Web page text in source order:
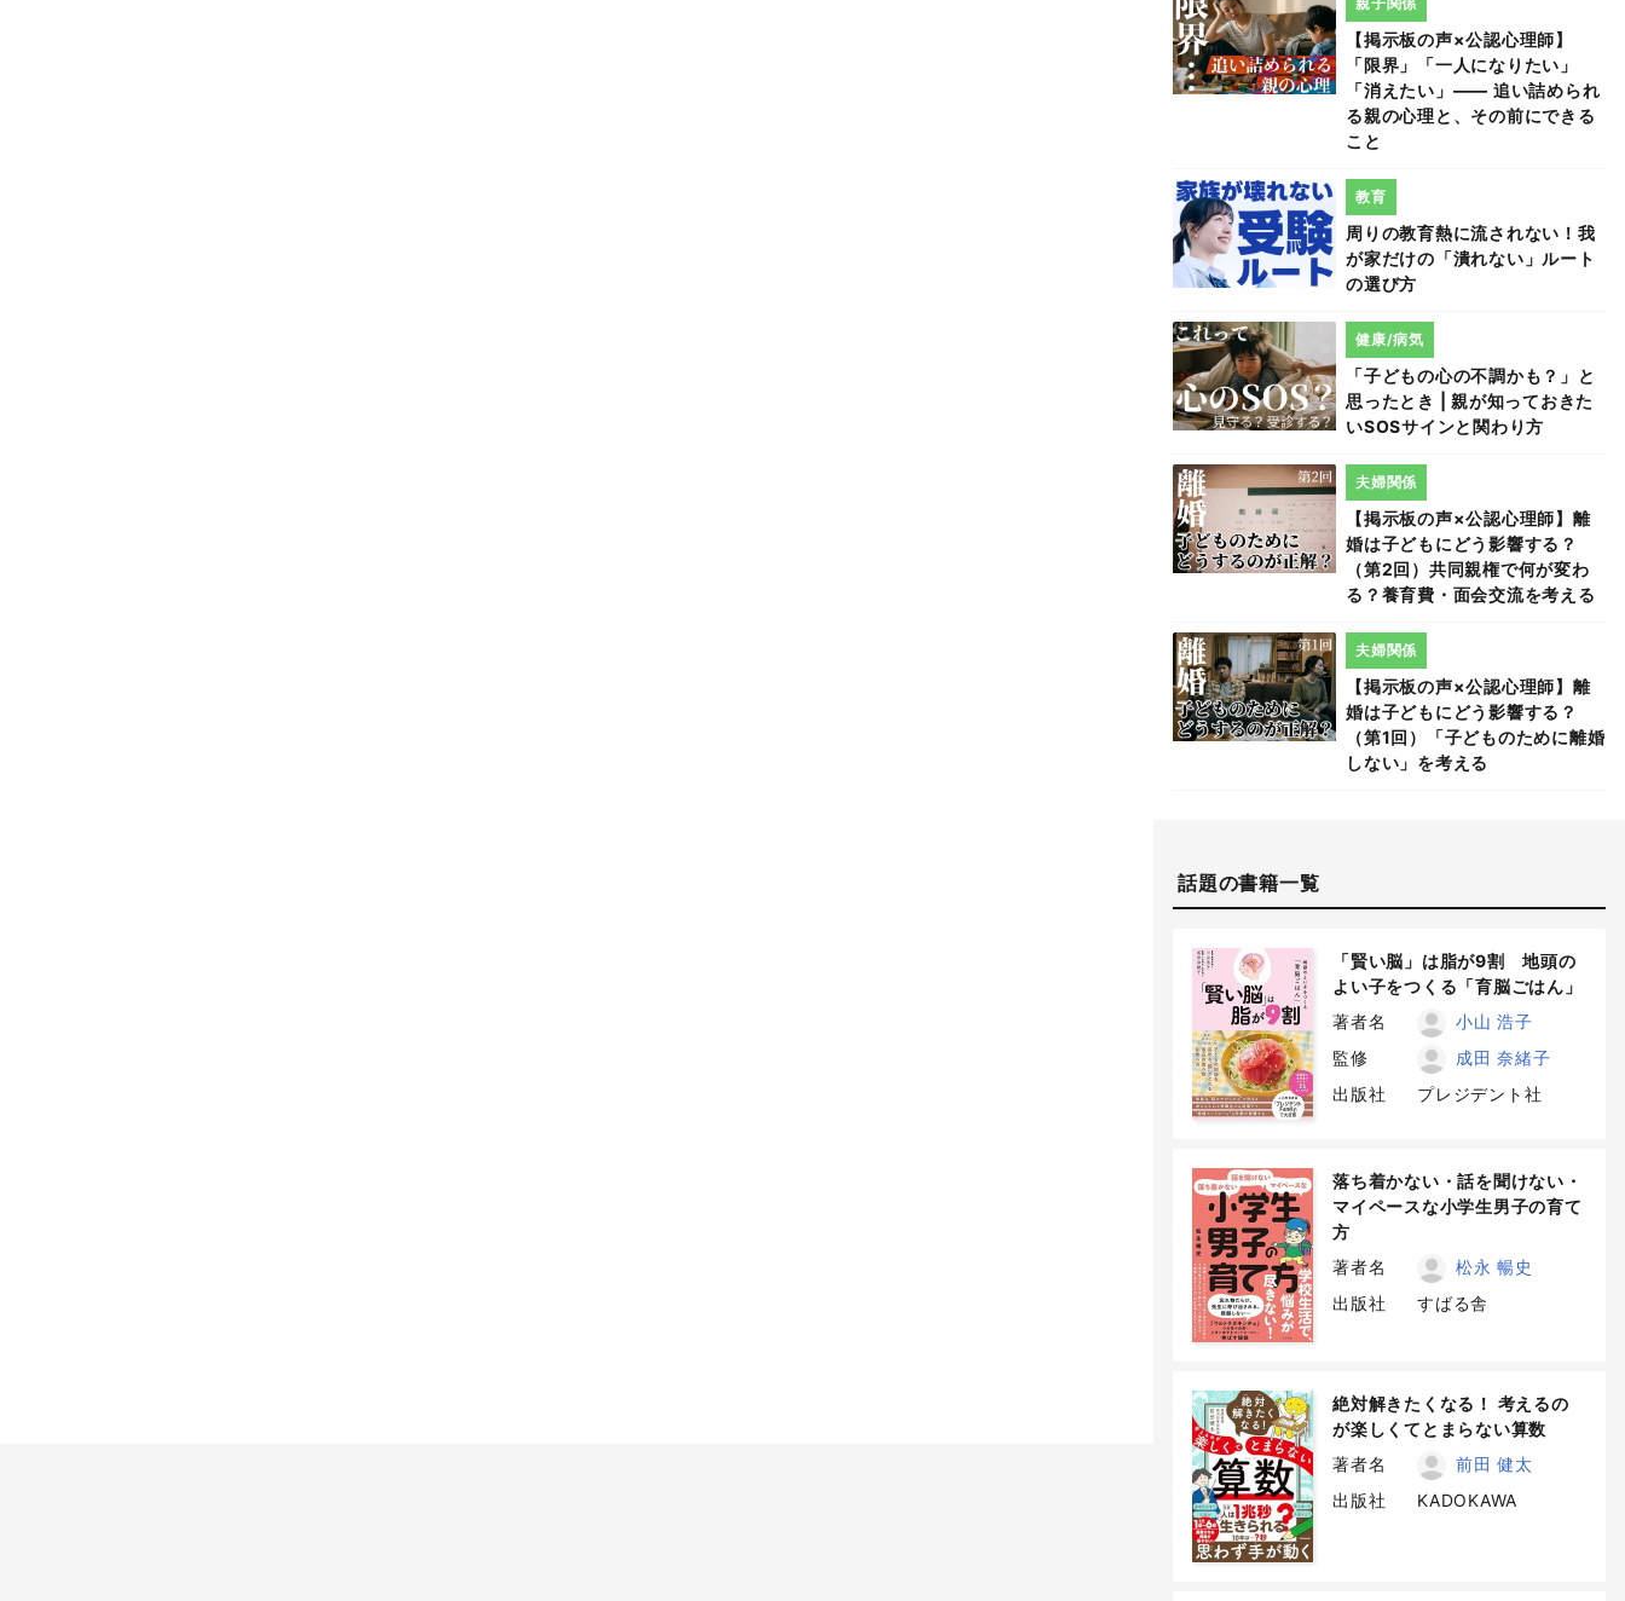
【掲示板の声×公認心理師】
「限界」「一人になりたい」
「消えたい」―― 追い詰められ
る親の心理と、その前にできる
こと
周りの教育熱に流されない！我
が家だけの「潰れない」ルート
の選び方
教育
「子どもの心の不調かも？」と
思ったとき | 親が知っておきた
いSOSサインと関わり方
健康/病気
【掲示板の声×公認心理師】離
婚は子どもにどう影響する？
（第2回）共同親権で何が変わ
る？養育費・面会交流を考える
夫婦関係
【掲示板の声×公認心理師】離
婚は子どもにどう影響する？
（第1回）「子どものために離婚
しない」を考える
夫婦関係
話題の書籍一覧
「賢い脳」は脂が9割 地頭の
よい子をつくる「育脳ごはん」
著者名
小山 浩子
監修
成田 奈緒子
出版社
プレジデント社
落ち着かない・話を聞けない・
マイペースな小学生男子の育て
方
著者名
松永 暢史
出版社
すばる舎
絶対解きたくなる！ 考えるの
が楽しくてとまらない算数
著者名
前田 健太
出版社
KADOKAWA